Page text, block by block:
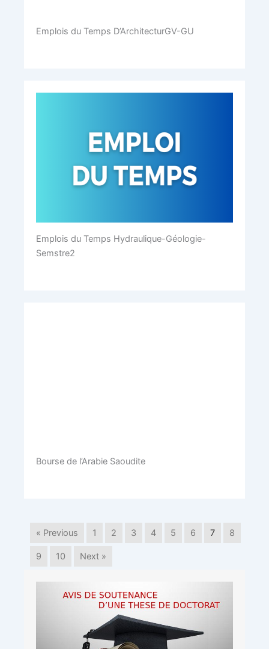
Emplois du Temps D’ArchitecturGV-GU
Emplois du Temps Hydraulique-Géologie-
Semstre2
Bourse de l’Arabie Saoudite
« Previous 1 2 3 4 5 6 7 8
9 10 Next »